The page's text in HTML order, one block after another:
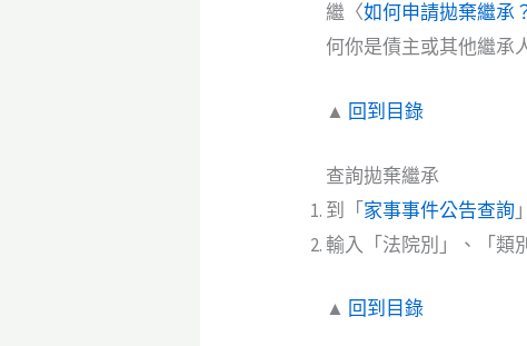
繼〈如何申請拋棄繼承
何你是債主或其他繼承
▲ 回到目錄
查詢拋棄繼承
到「 家事事件公告查詢
輸入「法院別」、「類
▲ 回到目錄